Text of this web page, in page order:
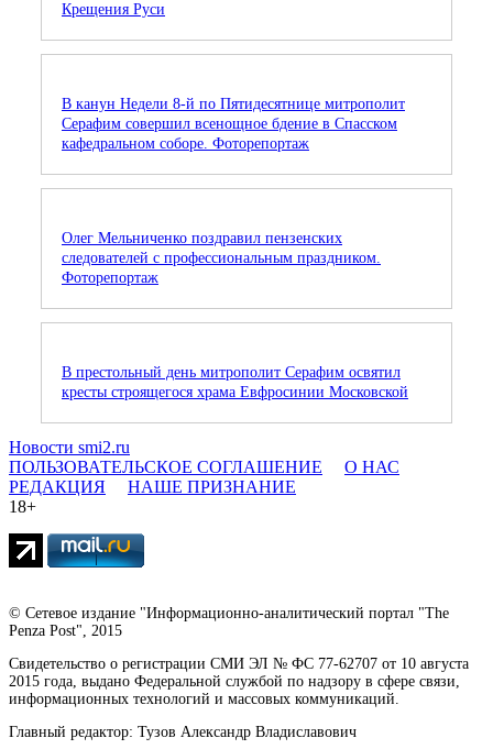
Крещения Руси
В канун Недели 8-й по Пятидесятнице митрополит
Серафим совершил всенощное бдение в Спасском
кафедральном соборе. Фоторепортаж
Олег Мельниченко поздравил пензенских
следователей с профессиональным праздником.
Фоторепортаж
В престольный день митрополит Серафим освятил
кресты строящегося храма Евфросинии Московской
Новости smi2.ru
ПОЛЬЗОВАТЕЛЬСКОЕ СОГЛАШЕНИЕ
О НАС
РЕДАКЦИЯ
НАШЕ ПРИЗНАНИЕ
18+
© Сетевое издание "Информационно-аналитический портал "The
Penza Post", 2015
Свидетельство о регистрации СМИ ЭЛ № ФС 77-62707 от 10 августа
2015 года, выдано Федеральной службой по надзору в сфере связи,
информационных технологий и массовых коммуникаций.
Главный редактор: Тузов Александр Владиславович